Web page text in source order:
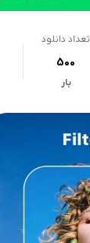
تعداد دانلود
500
بار